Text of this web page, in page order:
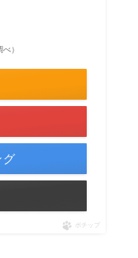
）
グ
ポチップ